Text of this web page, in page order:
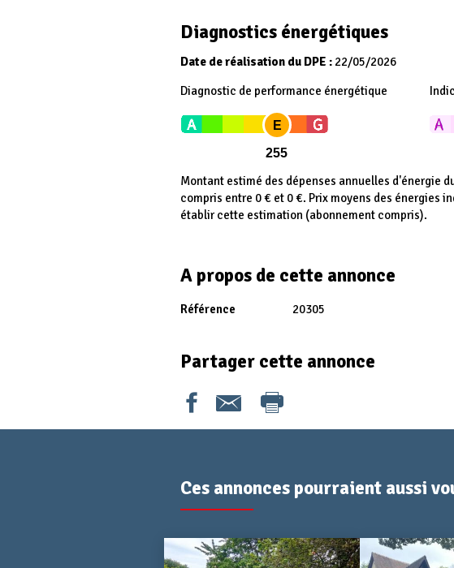
Diagnostics énergétiques
Date de réalisation du DPE : 22/05/2026
Diagnostic de performance énergétique
E
255
Montant estimé des dépenses annuelles d'énergie
compris entre 0 € et 0 €. Prix moyens des énergies
établir cette estimation (abonnement compris).
A propos de cette annonce
Référence 20305
Partager cette annonce
Ces annonces pourraient aussi